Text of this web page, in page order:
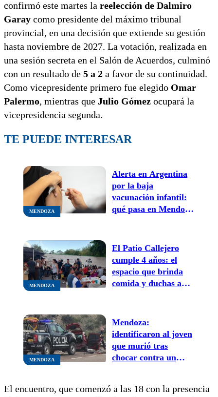
confirmó este martes la reelección de Dalmiro
Garay como presidente del máximo tribunal
provincial, en una decisión que extiende su gestión
hasta noviembre de 2027. La votación, realizada en
una sesión secreta en el Salón de Acuerdos, culminó
con un resultado de 5 a 2 a favor de su continuidad.
Como vicepresidente primero fue elegido Omar
Palermo, mientras que Julio Gómez ocupará la
vicepresidencia segunda.
TE PUEDE INTERESAR
MENDOZA
Alerta en Argentina
por la baja
vacunación infantil:
qué pasa en Mendoza
MENDOZA
El Patio Callejero
cumple 4 años: el
espacio que brinda
comida y duchas a
colaborar
MENDOZA
Mendoza:
identificaron al joven
que murió tras
chocar contra un
El encuentro, que comenzó a las 18 con la presencia